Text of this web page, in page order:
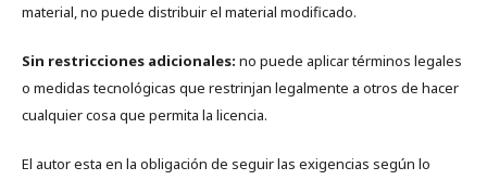
material, no puede distribuir el material modificado.
Sin restricciones adicionales: no puede aplicar términos legales
o medidas tecnológicas que restrinjan legalmente a otros de hacer
cualquier cosa que permita la licencia.
El autor esta en la obligación de seguir las exigencias según lo